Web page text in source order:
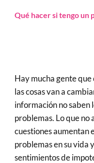
Hay mucha gente
las cosas van a
información no saben
problemas. Lo que no
cuestiones aumentan
problemas en su vida
sentimientos de
Qué hacer si tengo un